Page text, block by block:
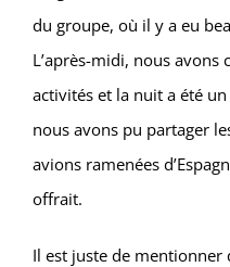
du groupe, où il y a eu
L’après-midi, nous avons
activités et la nuit a été
nous avons pu partager
avions ramenées
offrait.
Il est juste de